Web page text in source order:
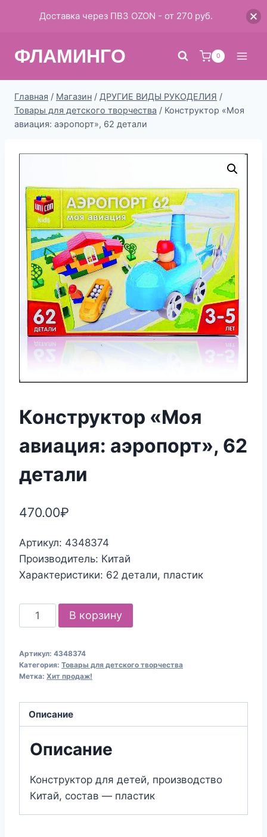
ФЛАМИНГО 0
Главная / Магазин / ДРУГИЕ ВИДЫ РУКОДЕЛИЯ /
Товары для детского творчества / Конструктор «Моя
авиация: аэропорт», 62 детали
Конструктор «Моя
авиация: аэропорт», 62
детали
470.00₽
Артикул: 4348374
Производитель: Китай
Характеристики: 62 детали, пластик
Количество
товара
"Моя
авиация:
детали
В корзину
Артикул: 4348374
Категория: Товары для детского творчества
Метка: Хит продаж!
Описание
Описание
Конструктор для детей, производство
Китай, состав — пластик
Доставка через ПВЗ OZON - от 270 руб.